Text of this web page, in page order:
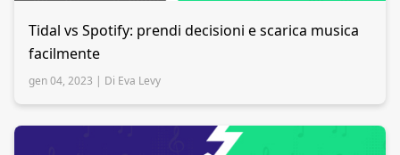
Tidal vs Spotify: prendi decisioni e scarica musica
facilmente
gen 04, 2023 | Di Eva Levy